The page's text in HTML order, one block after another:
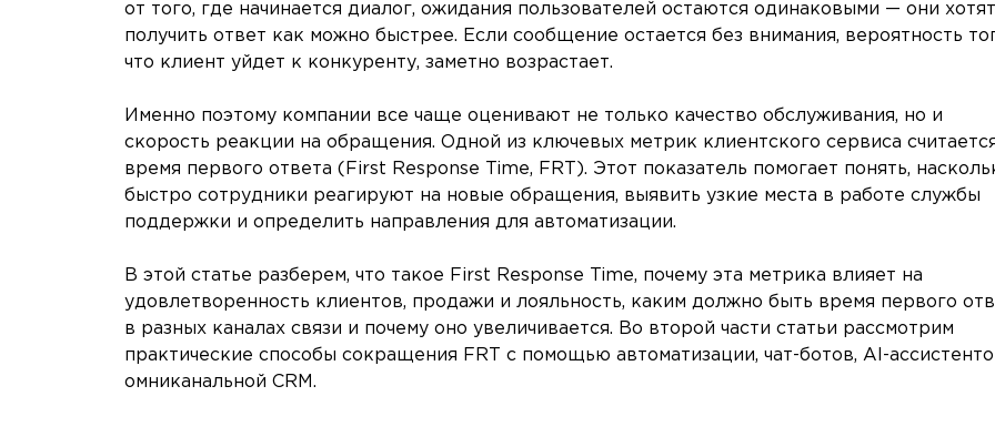
от того, где начинается диалог, ожидания пользователей остаются одинаковыми — они хотят
получить ответ как можно быстрее. Если сообщение остается без внимания, вероятность
что клиент уйдет к конкуренту, заметно возрастает.
Именно поэтому компании все чаще оценивают не только качество обслуживания, но и
скорость реакции на обращения. Одной из ключевых метрик клиентского сервиса
время первого ответа (First Response Time, FRT). Этот показатель помогает понять,
быстро сотрудники реагируют на новые обращения, выявить узкие места в работе службы
поддержки и определить направления для автоматизации.
В этой статье разберем, что такое First Response Time, почему эта метрика влияет на
удовлетворенность клиентов, продажи и лояльность, каким должно быть время первого
в разных каналах связи и почему оно увеличивается. Во второй части статьи рассмотрим
практические способы сокращения FRT с помощью автоматизации, чат-ботов, AI-
омниканальной CRM.